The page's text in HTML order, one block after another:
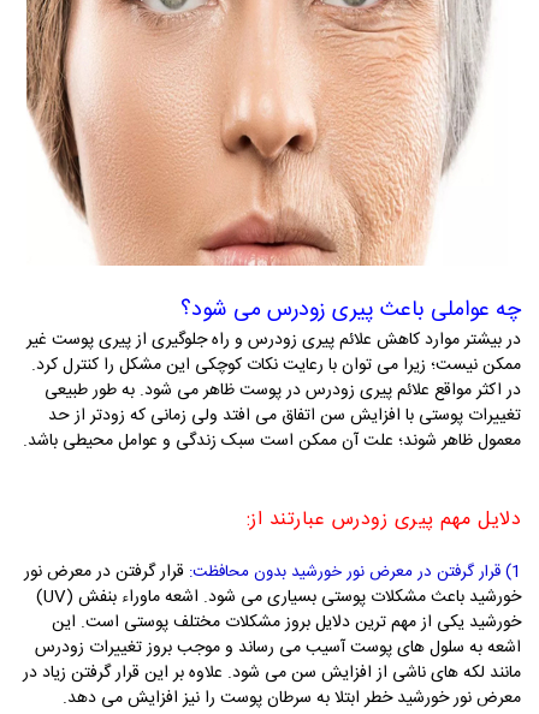
چه عواملی باعث پیری زودرس می شود؟
در بیشتر موارد کاهش علائم پیری زودرس و راه جلوگیری از پیری پوست غیر
ممکن نیست؛ زیرا می توان با رعایت نکات کوچکی این مشکل را کنترل کرد.
در اکثر مواقع علائم پیری زودرس در پوست ظاهر می شود. به طور طبیعی
تغییرات پوستی با افزایش سن اتفاق می افتد ولی زمانی که زودتر از حد
معمول ظاهر شوند؛ علت آن ممکن است سبک زندگی و عوامل محیطی باشد.
دلایل مهم پیری زودرس عبارتند از:
1) قرار گرفتن در معرض نور خورشید بدون محافظت:
قرار گرفتن در معرض نور
خورشید باعث مشکلات پوستی بسیاری می شود. اشعه ماوراء بنفش (UV
)
خورشید یکی از مهم ترین دلایل بروز مشکلات مختلف پوستی است. این
اشعه به سلول های پوست آسیب می رساند و موجب بروز تغییرات زودرس
مانند لکه های ناشی از افزایش سن می شود. علاوه بر این قرار گرفتن زیاد در
معرض نور خورشید خطر ابتلا به سرطان پوست را نیز افزایش می دهد.